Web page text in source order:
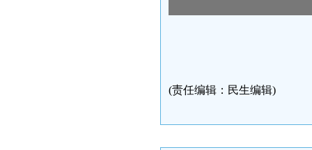
(责任编辑：民生编辑)